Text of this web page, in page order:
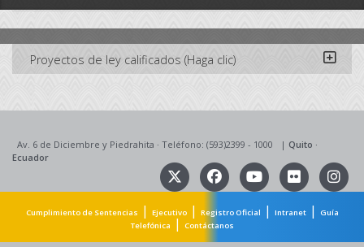
Proyectos de ley calificados (Haga clic)
Av. 6 de Diciembre y Piedrahita · Teléfono: (593)2399 - 1000 | Quito ·
Ecuador
Cumplimiento de Sentencias | Ejecutivo| Registro Oficial | Intranet|
Guía
Telefónica
| Contáctanos